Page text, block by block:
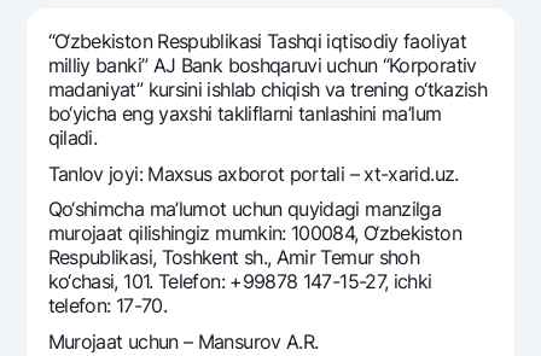
Hamma uchun USD uchun
Talab qilib olinguncha USD
Oltin omonat
NBU’dan oltin quymalar
Kumush omonat
UzCard/HUMO
Visa
Visa FIFA
Mastercard
Ish haqi
Garmin pay
Eskrou hisobvarag‘i
Tariflar
Aksiyalar
Milliy mobil ilovasi
Ko'p beriladigan savollar
Sayt bo‘yicha qidiring
“O‘zbekiston Respublikasi Tashqi iqtisodiy faoliyat
milliy banki” AJ Bank boshqaruvi uchun “Korporativ
madaniyat” kursini ishlab chiqish va trеning o‘tkazish
bo‘yicha eng yaxshi takliflarni tanlashini ma’lum
qiladi.
Tanlov joyi: Maxsus axborot portali – xt-xarid.uz.
Qo‘shimcha ma’lumot uchun quyidagi manzilga
murojaat qilishingiz mumkin: 100084, O‘zbekiston
Respublikasi, Toshkent sh., Amir Temur shoh
ko‘chasi, 101. Telefon: +99878 147-15-27, ichki
telefon: 17-70.
Murojaat uchun – Mansurov A.R.